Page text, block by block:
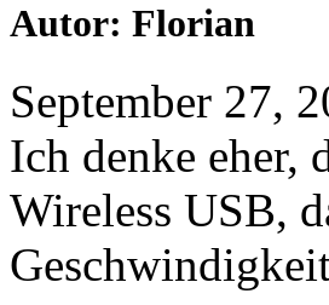
Autor: Florian
September 27,
Ich denke eher,
Wireless USB,